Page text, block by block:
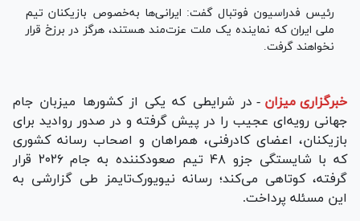
رئیس فدراسیون فوتبال گفت: ایرانی‌ها به‌خصوص بازیکنان تیم
ملی ایران که نماینده یک ملت عزت‌مند هستند، هرگز در برزخ قرار
نخواهند گرفت.
خبرگزاری میزان - در شرایطی که یکی از کشور‌ها میزبان جام
جهانی رویه‌ای عجیب را در پیش گرفته و در صدور روادید برای
بازیکنان، اعضای کادرفنی، همراهان و اصحاب رسانه کشوری
که با شایستگی جزو ۴۸ تیم صعودکننده به جام ۲۰۲۶ قرار
گرفته، کوتاهی می‌کند؛ رسانه نیویورک‌تایمز طی گزارشی به
این مسئله پرداخت.